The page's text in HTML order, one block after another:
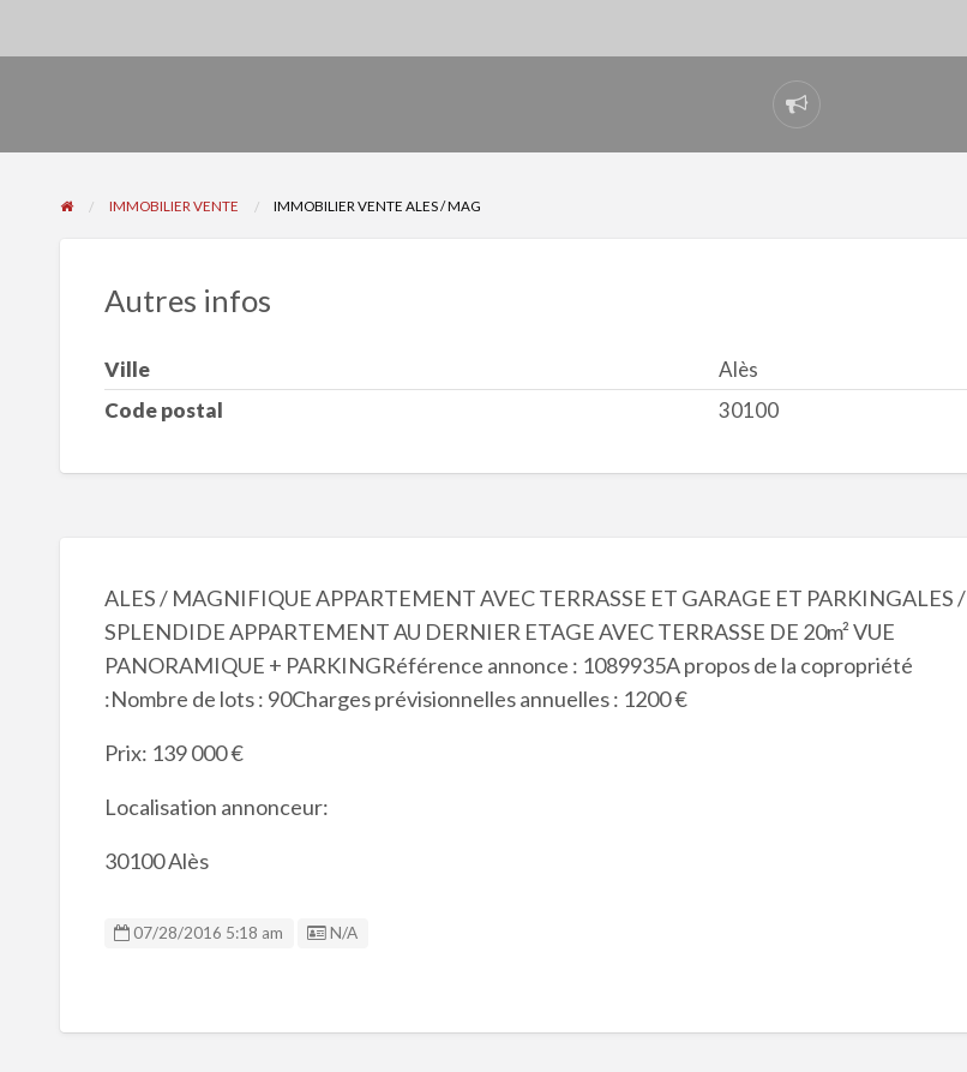
Signaler
un
IMMOBILIER VENTE IMMOBILIER VENTE ALES / MAG
Autres infos
Ville
Alès
Code postal
30100
ALES / MAGNIFIQUE APPARTEMENT AVEC TERRASSE ET GARAGE ET PARKINGALES /
SPLENDIDE APPARTEMENT AU DERNIER ETAGE AVEC TERRASSE DE 20m² VUE
PANORAMIQUE + PARKINGRéférence annonce : 1089935A propos de la copropriété
:Nombre de lots : 90Charges prévisionnelles annuelles : 1200 €
Prix: 139 000 €
Localisation annonceur:
30100 Alès
07/28/2016 5:18 am Listing ID
N/A